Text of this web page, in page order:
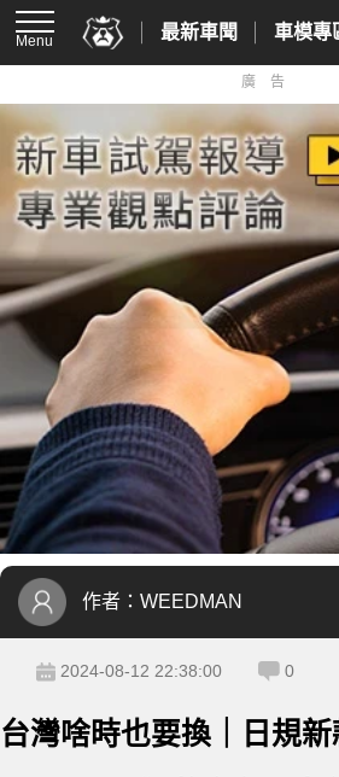
Menu 最新車聞 車模專
廣告
作者： WEEDMAN
2024-08-12 22:38:00 0
台灣啥時也要換｜日規